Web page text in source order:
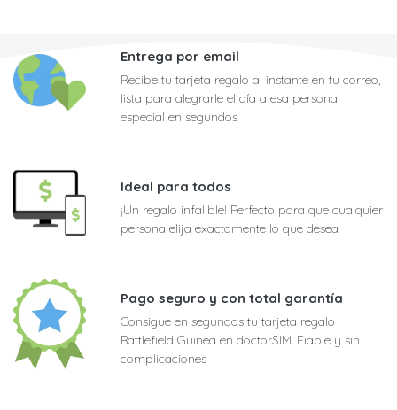
Entrega por email
Recibe tu tarjeta regalo al instante en tu correo,
lista para alegrarle el día a esa persona
especial en segundos
Ideal para todos
¡Un regalo infalible! Perfecto para que cualquier
persona elija exactamente lo que desea
Pago seguro y con total garantía
Consigue en segundos tu tarjeta regalo
Battlefield Guinea en doctorSIM. Fiable y sin
complicaciones